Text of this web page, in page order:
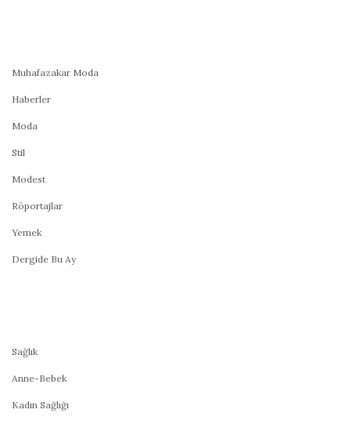
Muhafazakar Moda
Haberler
Moda
Stil
Modest
Röportajlar
Yemek
Dergide Bu Ay
Sağlık
Anne-Bebek
Kadın Sağlığı